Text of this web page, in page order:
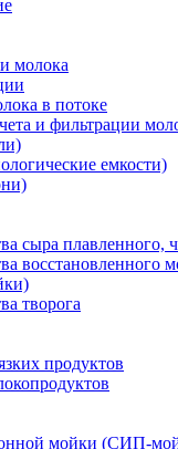
молока
в потоке
и фильтрации
емкости)
сыра плавленного,
восстановленного
творога
продуктов
мойки (СИП-